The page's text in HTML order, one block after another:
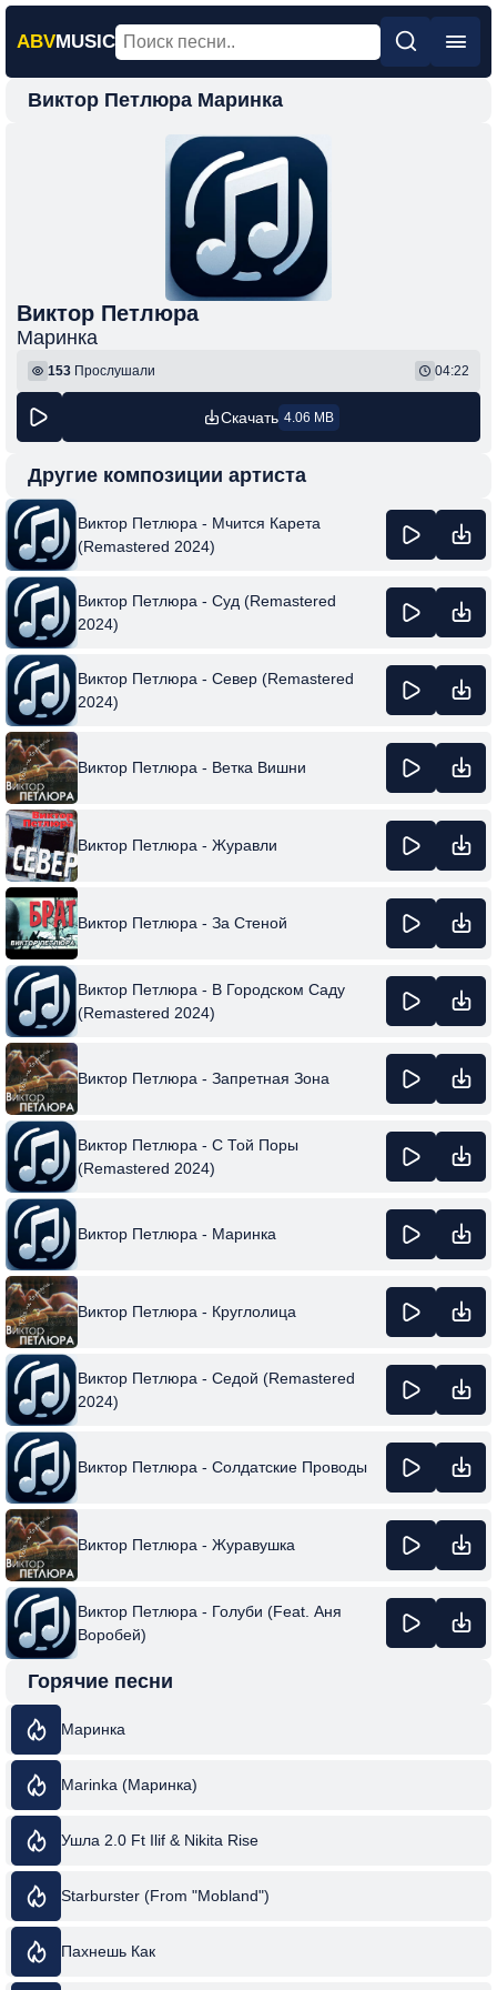
ABVMUSIC
Главная
Шансон
Фонк
Виктор Петлюра Маринка
Виктор Петлюра
Маринка
153 Прослушали 04:22
Скачать 4.06 MB
Другие композиции артиста
Виктор Петлюра - Мчится Карета
(Remastered 2024)
Виктор Петлюра - Суд (Remastered
2024)
Виктор Петлюра - Север (Remastered
2024)
Виктор Петлюра - Ветка Вишни
Виктор Петлюра - Журавли
Виктор Петлюра - За Стеной
Виктор Петлюра - В Городском Саду
(Remastered 2024)
Виктор Петлюра - Запретная Зона
Виктор Петлюра - С Той Поры
(Remastered 2024)
Виктор Петлюра - Маринка
Виктор Петлюра - Круглолица
Виктор Петлюра - Седой (Remastered
2024)
Виктор Петлюра - Солдатские Проводы
Виктор Петлюра - Журавушка
Виктор Петлюра - Голуби (Feat. Аня
Воробей)
Горячие песни
Маринка
Marinka (Маринка)
Ушла 2.0 Ft Ilif & Nikita Rise
Starburster (From "Mobland")
Пахнешь Как